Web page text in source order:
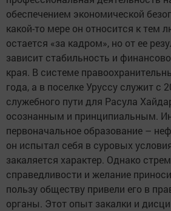
обеспечением экономической
какой-то мере он относится к тем
остается «за кадром», но от ее
зависит стабильность и
края. В системе
года, а в поселке Уруссу служит с
служебного пути для Расула
осознанным и принципиальным.
первоначальное образование –
он испытал себя в суровых
закаляется характер. Однако
справедливости и желание
пользу обществу привели его в
органы. Этот опыт закалки и